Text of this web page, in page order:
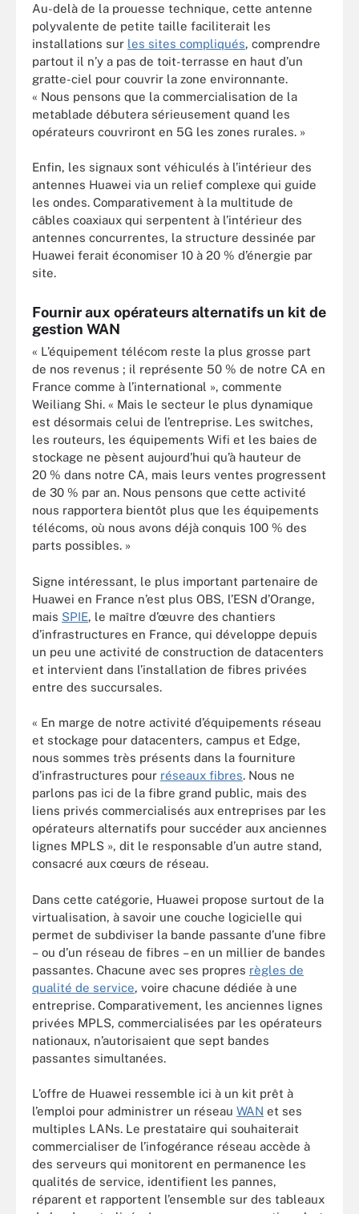
Au-delà de la prouesse technique, cette antenne
polyvalente de petite taille faciliterait les
installations sur les sites compliqués, comprendre
partout il n’y a pas de toit-terrasse en haut d’un
gratte-ciel pour couvrir la zone environnante.
« Nous pensons que la commercialisation de la
metablade débutera sérieusement quand les
opérateurs couvriront en 5G les zones rurales. »
Enfin, les signaux sont véhiculés à l’intérieur des
antennes Huawei via un relief complexe qui guide
les ondes. Comparativement à la multitude de
câbles coaxiaux qui serpentent à l’intérieur des
antennes concurrentes, la structure dessinée par
Huawei ferait économiser 10 à 20 % d’énergie par
site.
Fournir aux opérateurs alternatifs un kit de
gestion WAN
« L’équipement télécom reste la plus grosse part
de nos revenus ; il représente 50 % de notre CA en
France comme à l’international », commente
Weiliang Shi. « Mais le secteur le plus dynamique
est désormais celui de l’entreprise. Les switches,
les routeurs, les équipements Wifi et les baies de
stockage ne pèsent aujourd’hui qu’à hauteur de
20 % dans notre CA, mais leurs ventes progressent
de 30 % par an. Nous pensons que cette activité
nous rapportera bientôt plus que les équipements
télécoms, où nous avons déjà conquis 100 % des
parts possibles. »
Signe intéressant, le plus important partenaire de
Huawei en France n’est plus OBS, l’ESN d’Orange,
mais SPIE, le maître d’œuvre des chantiers
d’infrastructures en France, qui développe depuis
un peu une activité de construction de datacenters
et intervient dans l’installation de fibres privées
entre des succursales.
« En marge de notre activité d’équipements réseau
et stockage pour datacenters, campus et Edge,
nous sommes très présents dans la fourniture
d’infrastructures pour réseaux fibres. Nous ne
parlons pas ici de la fibre grand public, mais des
liens privés commercialisés aux entreprises par les
opérateurs alternatifs pour succéder aux anciennes
lignes MPLS », dit le responsable d’un autre stand,
consacré aux cœurs de réseau.
Dans cette catégorie, Huawei propose surtout de la
virtualisation, à savoir une couche logicielle qui
permet de subdiviser la bande passante d’une fibre
– ou d’un réseau de fibres – en un millier de bandes
passantes. Chacune avec ses propres règles de
qualité de service, voire chacune dédiée à une
entreprise. Comparativement, les anciennes lignes
privées MPLS, commercialisées par les opérateurs
nationaux, n’autorisaient que sept bandes
passantes simultanées.
L’offre de Huawei ressemble ici à un kit prêt à
l’emploi pour administrer un réseau WAN et ses
multiples LANs. Le prestataire qui souhaiterait
commercialiser de l’infogérance réseau accède à
des serveurs qui monitorent en permanence les
qualités de service, identifient les pannes,
réparent et rapportent l’ensemble sur des tableaux